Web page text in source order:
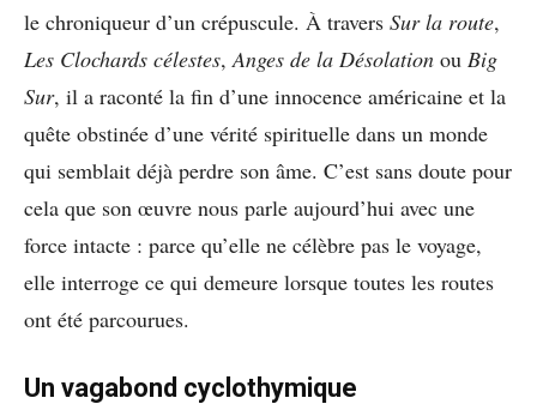
le chroniqueur d’un crépuscule. À travers Sur la route,
Les Clochards célestes, Anges de la Désolation ou Big
Sur, il a raconté la fin d’une innocence américaine et la
quête obstinée d’une vérité spirituelle dans un monde
qui semblait déjà perdre son âme. C’est sans doute pour
cela que son œuvre nous parle aujourd’hui avec une
force intacte : parce qu’elle ne célèbre pas le voyage,
elle interroge ce qui demeure lorsque toutes les routes
ont été parcourues.
Un vagabond cyclothymique